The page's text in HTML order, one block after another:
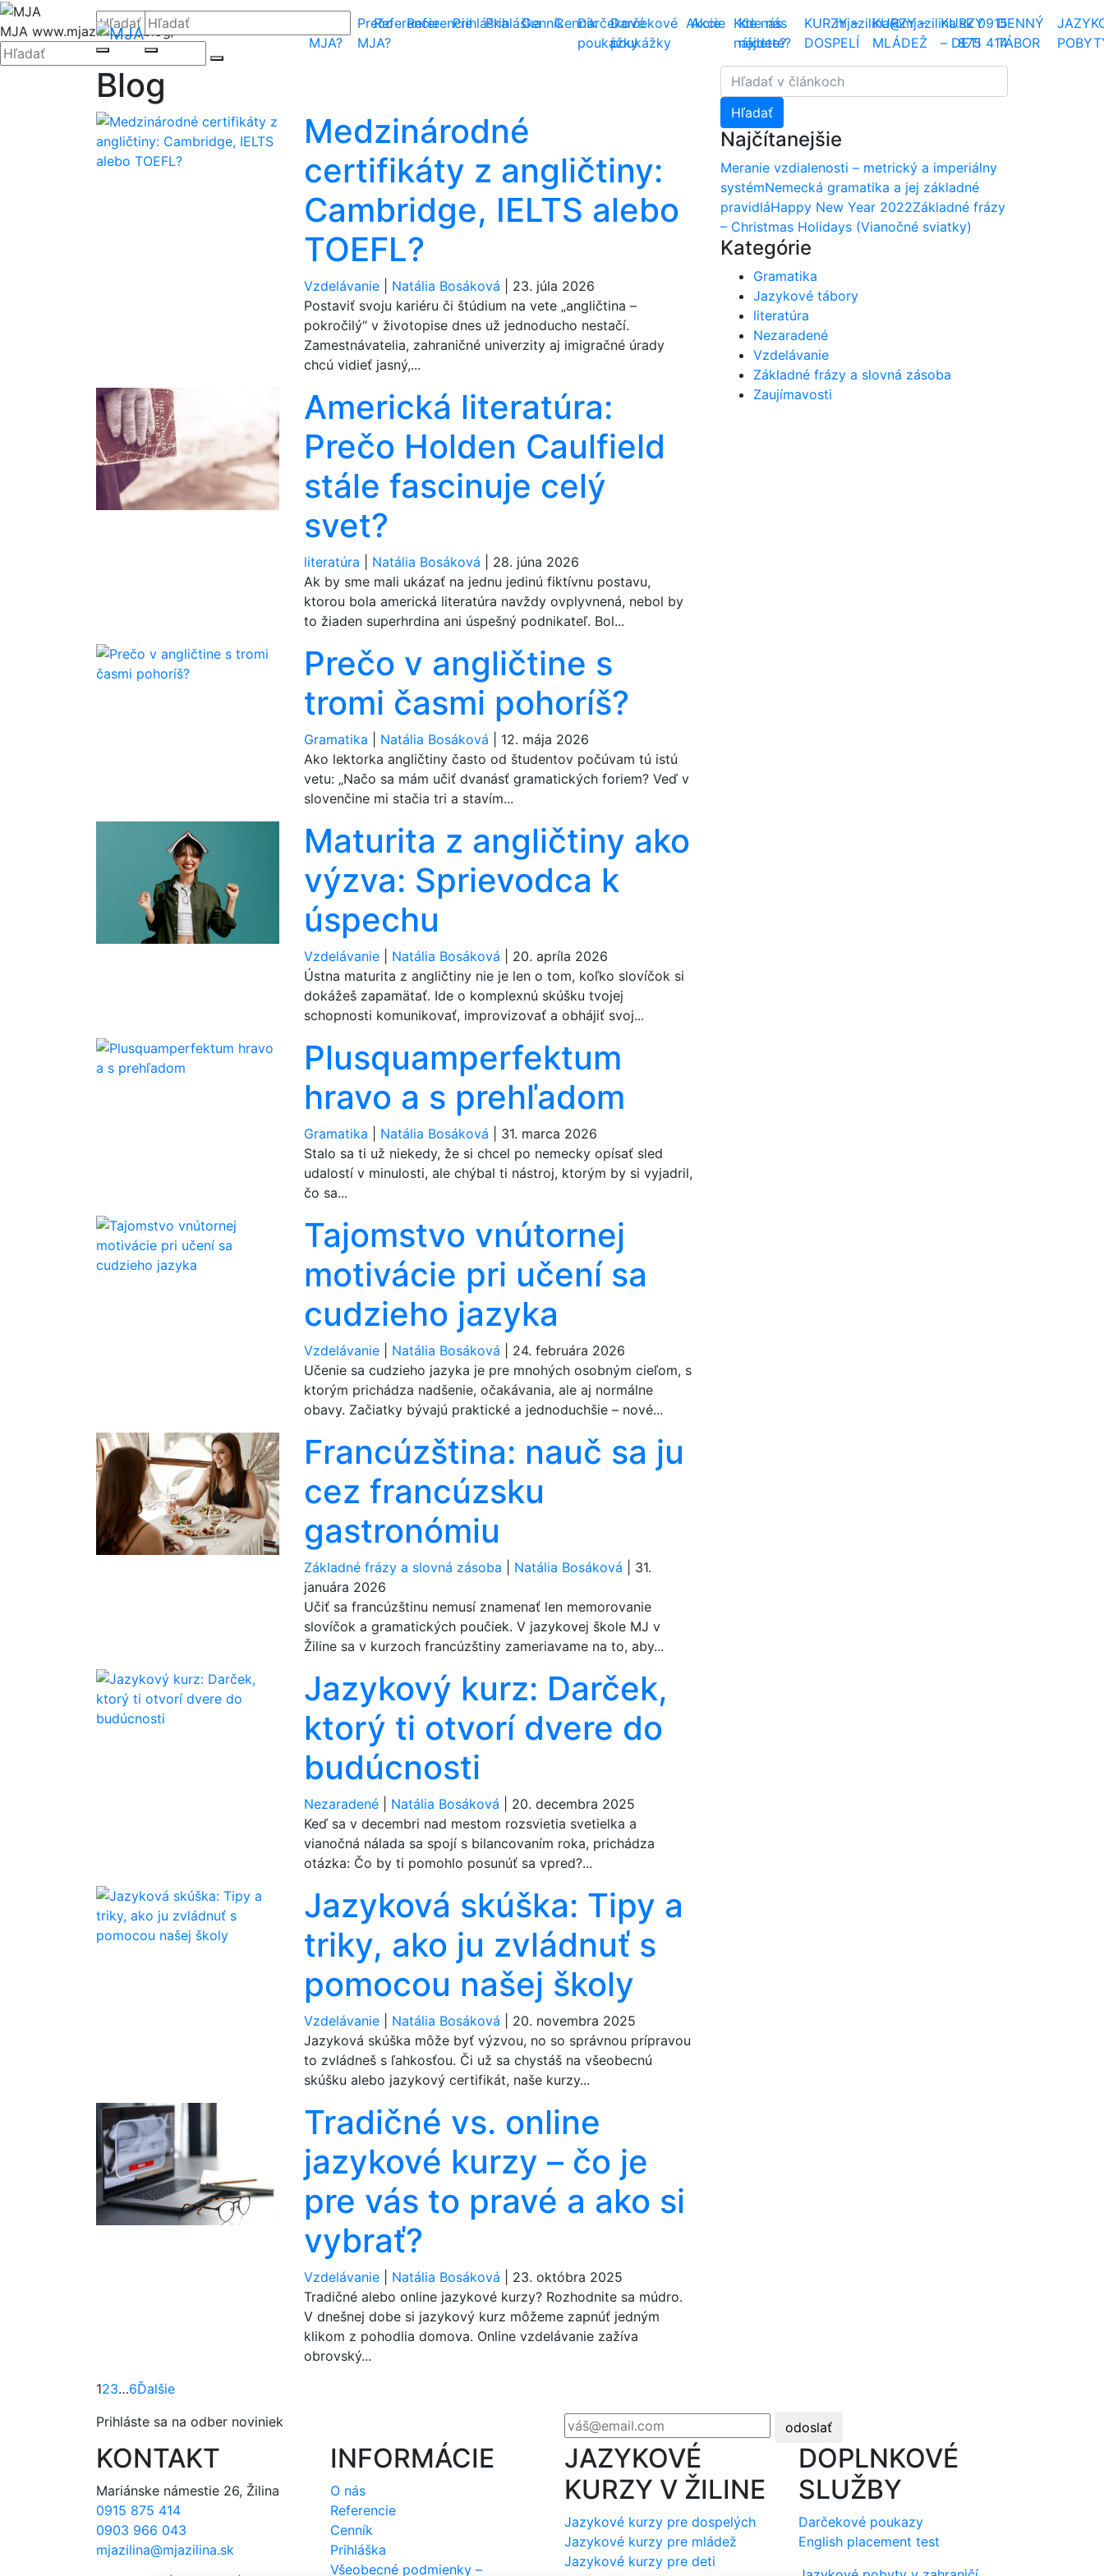
Hore
MJA www.mjazilina.sk/blog/
Zatvoriť
Hľadať:
Hľadať:
MJA?
Referencie Prihláška Cenník
Darčekové
poukážky
Akcie
Kde nás
nájdete?
mjazilina@mjazilina.sk 0915
875 414Facebook
YouTube
Instagram
Hľadať:
Prečo
MJA?
Referencie Prihláška Cenník
Darčekové
poukážky
Akcie
Kde nás
nájdete?
KURZY –
DOSPELÍ
KURZY –
MLÁDEŽ
KURZY
– DETI
DENNÝ
TÁBOR
Blog
Medzinárodné
certifikáty z angličtiny:
Cambridge, IELTS alebo
TOEFL?
Vzdelávanie Natália Bosáková
23. júla 2026
Postaviť svoju kariéru či štúdium na vete „angličtina –
pokročilý“ v životopise dnes už jednoducho nestačí.
Zamestnávatelia, zahraničné univerzity aj imigračné úrady
chcú vidieť jasný,...
Americká literatúra:
Prečo Holden Caulfield
stále fascinuje celý
svet?
literatúra Natália Bosáková
28. júna 2026
Ak by sme mali ukázať na jednu jedinú fiktívnu postavu,
ktorou bola americká literatúra navždy ovplyvnená, nebol by
to žiaden superhrdina ani úspešný podnikateľ. Bol...
Prečo v angličtine s
tromi časmi pohoríš?
Gramatika Natália Bosáková
12. mája 2026
Ako lektorka angličtiny často od študentov počúvam tú istú
vetu: „Načo sa mám učiť dvanásť gramatických foriem? Veď v
slovenčine mi stačia tri a stavím...
Maturita z angličtiny ako
výzva: Sprievodca k
úspechu
Vzdelávanie Natália Bosáková
20. apríla 2026
Ústna maturita z angličtiny nie je len o tom, koľko slovíčok si
dokážeš zapamätať. Ide o komplexnú skúšku tvojej
schopnosti komunikovať, improvizovať a obhájiť svoj...
Plusquamperfektum
hravo a s prehľadom
Gramatika Natália Bosáková
31. marca 2026
Stalo sa ti už niekedy, že si chcel po nemecky opísať sled
udalostí v minulosti, ale chýbal ti nástroj, ktorým by si vyjadril,
čo sa...
Tajomstvo vnútornej
motivácie pri učení sa
cudzieho jazyka
Vzdelávanie Natália Bosáková
24. februára 2026
Učenie sa cudzieho jazyka je pre mnohých osobným cieľom, s
ktorým prichádza nadšenie, očakávania, ale aj normálne
obavy. Začiatky bývajú praktické a jednoduchšie – nové...
Francúzština: nauč sa ju
cez francúzsku
gastronómiu
Základné frázy a slovná zásoba Natália Bosáková
31.
januára 2026
Učiť sa francúzštinu nemusí znamenať len memorovanie
slovíčok a gramatických poučiek. V jazykovej škole MJ v
Žiline sa v kurzoch francúzštiny zameriavame na to, aby...
Jazykový kurz: Darček,
ktorý ti otvorí dvere do
budúcnosti
Nezaradené Natália Bosáková
20. decembra 2025
Keď sa v decembri nad mestom rozsvietia svetielka a
vianočná nálada sa spojí s bilancovaním roka, prichádza
otázka: Čo by ti pomohlo posunúť sa vpred?...
Jazyková skúška: Tipy a
triky, ako ju zvládnuť s
pomocou našej školy
Vzdelávanie Natália Bosáková
20. novembra 2025
Jazyková skúška môže byť výzvou, no so správnou prípravou
to zvládneš s ľahkosťou. Či už sa chystáš na všeobecnú
skúšku alebo jazykový certifikát, naše kurzy...
Tradičné vs. online
jazykové kurzy – čo je
pre vás to pravé a ako si
vybrať?
Vzdelávanie Natália Bosáková
23. októbra 2025
Tradičné alebo online jazykové kurzy? Rozhodnite sa múdro.
V dnešnej dobe si jazykový kurz môžeme zapnúť jedným
klikom z pohodlia domova. Online vzdelávanie zažíva
obrovský...
Page
1Page
2Page
3…Page
6Ďalšie
Hľadať:
Najčítanejšie
Meranie vzdialenosti – metrický a imperiálny
systémNemecká gramatika a jej základné
pravidláHappy New Year 2022Základné frázy
– Christmas Holidays (Vianočné sviatky)
Kategórie
Gramatika
Jazykové tábory
literatúra
Nezaradené
Vzdelávanie
Základné frázy a slovná zásoba
Zaujímavosti
Prihláste sa na odber noviniek odoslať
KONTAKT
Mariánske námestie 26, Žilina
0915 875 414
0903 966 043
mjazilina@mjazilina.sk
INFORMÁCIE
O nás
Referencie
Cenník
Prihláška
Všeobecné podmienky –
JAZYKOVÉ
KURZY V ŽILINE
Jazykové kurzy pre dospelých
Jazykové kurzy pre mládež
Jazykové kurzy pre deti
DOPLNKOVÉ
SLUŽBY
Darčekové poukazy
English placement test